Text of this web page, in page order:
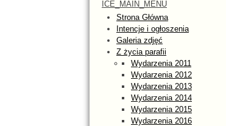
ICE_MAIN_MENU
Strona Główna
Intencje i ogłoszenia
Galeria zdjęć
Z życia parafii
Wydarzenia 2011
Wydarzenia 2012
Wydarzenia 2013
Wydarzenia 2014
Wydarzenia 2015
Wydarzenia 2016